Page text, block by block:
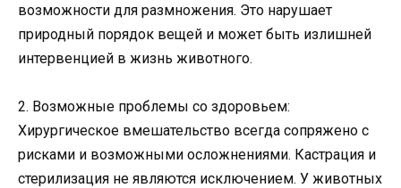
возможности для размножения. Это нарушает
природный порядок вещей и может быть излишней
интервенцией в жизнь животного.
2. Возможные проблемы со здоровьем:
Хирургическое вмешательство всегда сопряжено с
рисками и возможными осложнениями. Кастрация и
стерилизация не являются исключением. У животных